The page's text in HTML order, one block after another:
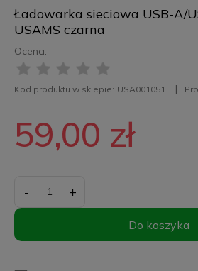
Ładowarka sieciowa USB-A/
USAMS czarna
Ocena:
Kod produktu w sklepie: USA001051
59,00 zł
- +
Do koszyka